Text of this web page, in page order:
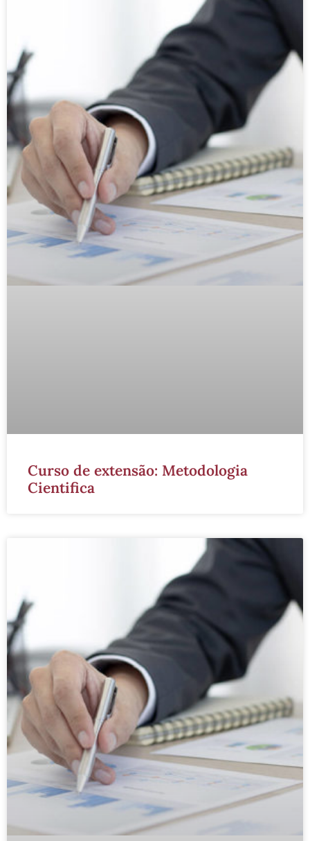
Curso de extensão: Metodologia
Cientifica